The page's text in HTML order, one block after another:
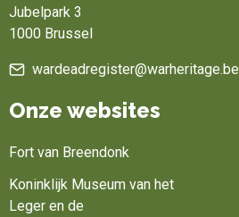
Jubelpark 3
1000 Brussel
wardeadregister@warheritage.be
Onze websites
Fort van Breendonk
Koninklijk Museum van het
Leger en de